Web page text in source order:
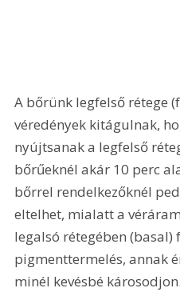
A bőrünk legfelső rétege
véredények kitágulnak,
nyújtsanak a legfelső
bőrűeknél akár 10 perc
bőrrel rendelkezőknél
eltelhet, mialatt a
legalsó rétegében (basal)
pigmenttermelés, annak
minél kevésbé